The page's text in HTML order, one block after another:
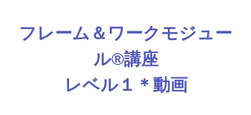
フレーム＆ワークモジュー
ル®️講座
レベル１＊​動画